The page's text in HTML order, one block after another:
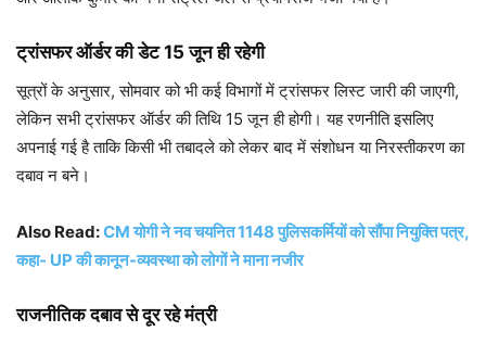
ट्रांसफर ऑर्डर की डेट 15 जून ही रहेगी
सूत्रों के अनुसार, सोमवार को भी कई विभागों में ट्रांसफर लिस्ट जारी की जाएगी,
लेकिन सभी ट्रांसफर ऑर्डर की तिथि 15 जून ही होगी। यह रणनीति इसलिए
अपनाई गई है ताकि किसी भी तबादले को लेकर बाद में संशोधन या निरस्तीकरण का
दबाव न बने।
Also Read:CM योगी ने नव चयनित 1148 पुलिसकर्मियों को सौंपा नियुक्ति पत्र,
कहा- UP की कानून-व्यवस्था को लोगों ने माना नजीर
राजनीतिक दबाव से दूर रहे मंत्री